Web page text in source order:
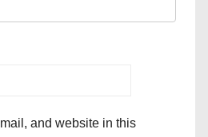
and website in this